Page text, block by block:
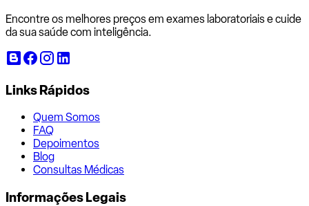
Encontre os melhores preços em exames laboratoriais e cuide
da sua saúde com inteligência.
Links Rápidos
Quem Somos
FAQ
Depoimentos
Blog
Consultas Médicas
Informações Legais